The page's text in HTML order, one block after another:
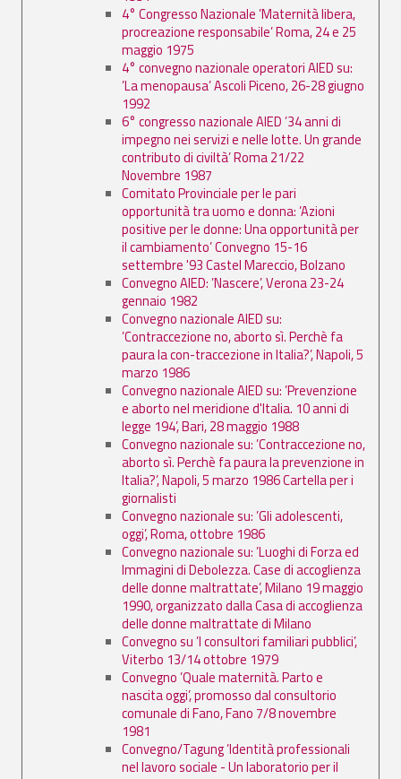
4° Congresso Nazionale ’Maternità libera,
procreazione responsabile’ Roma, 24 e 25
maggio 1975
4° convegno nazionale operatori AIED su:
’La menopausa’ Ascoli Piceno, 26-28 giugno
1992
6° congresso nazionale AIED ’34 anni di
impegno nei servizi e nelle lotte. Un grande
contributo di civiltà’ Roma 21/22
Novembre 1987
Comitato Provinciale per le pari
opportunità tra uomo e donna: ’Azioni
positive per le donne: Una opportunità per
il cambiamento’ Convegno 15-16
settembre '93 Castel Mareccio, Bolzano
Convegno AIED: ’Nascere’, Verona 23-24
gennaio 1982
Convegno nazionale AIED su:
’Contraccezione no, aborto sì. Perchè fa
paura la con-traccezione in Italia?’, Napoli, 5
marzo 1986
Convegno nazionale AIED su: ’Prevenzione
e aborto nel meridione d'Italia. 10 anni di
legge 194’, Bari, 28 maggio 1988
Convegno nazionale su: ’Contraccezione no,
aborto sì. Perchè fa paura la prevenzione in
Italia?’, Napoli, 5 marzo 1986 Cartella per i
giornalisti
Convegno nazionale su: ’Gli adolescenti,
oggi’, Roma, ottobre 1986
Convegno nazionale su: ’Luoghi di Forza ed
Immagini di Debolezza. Case di accoglienza
delle donne maltrattate’, Milano 19 maggio
1990, organizzato dalla Casa di accoglienza
delle donne maltrattate di Milano
Convegno su ’I consultori familiari pubblici’,
Viterbo 13/14 ottobre 1979
Convegno ’Quale maternità. Parto e
nascita oggi’, promosso dal consultorio
comunale di Fano, Fano 7/8 novembre
1981
Convegno/Tagung ’Identità professionali
nel lavoro sociale - Un laboratorio per il